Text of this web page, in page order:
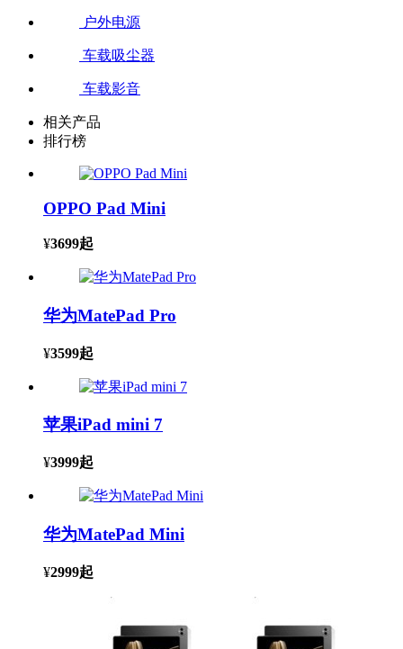
户外电源
车载吸尘器
车载影音
相关产品
排行榜
OPPO Pad Mini
¥3699起
华为MatePad Pro
¥3599起
苹果iPad mini 7
¥3999起
华为MatePad Mini
¥2999起